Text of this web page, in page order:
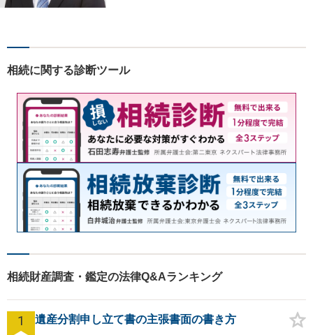
相続に関する診断ツール
相続財産調査・鑑定の法律Q&Aランキング
1 遺産分割申し立て書の主張書面の書き方